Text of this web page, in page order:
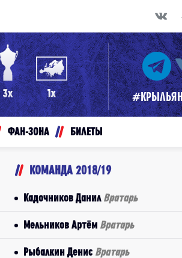
ФАН-ЗОНА БИЛЕТЫ
КОМАНДА 2018/19
Кадочников Данил Вратарь
Мельников Артём Вратарь
Рыбалкин Денис Вратарь